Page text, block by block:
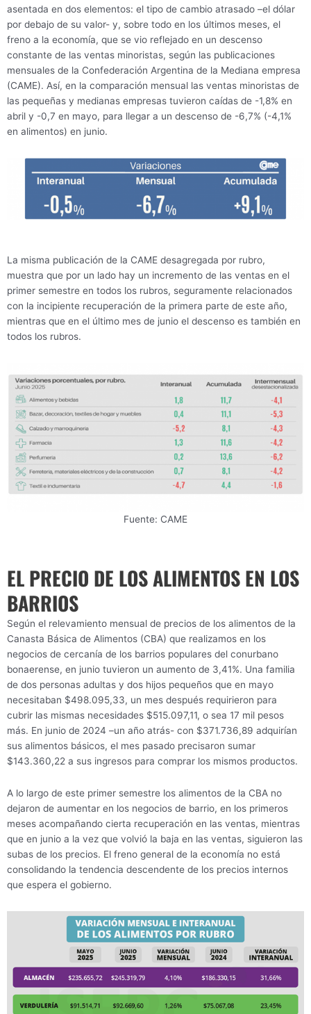
asentada en dos elementos: el tipo de cambio atrasado –el dólar
por debajo de su valor- y, sobre todo en los últimos meses, el
freno a la economía, que se vio reflejado en un descenso
constante de las ventas minoristas, según las publicaciones
mensuales de la Confederación Argentina de la Mediana empresa
(CAME). Así, en la comparación mensual las ventas minoristas de
las pequeñas y medianas empresas tuvieron caídas de -1,8% en
abril y -0,7 en mayo, para llegar a un descenso de -6,7% (-4,1%
en alimentos) en junio.
La misma publicación de la CAME desagregada por rubro,
muestra que por un lado hay un incremento de las ventas en el
primer semestre en todos los rubros, seguramente relacionados
con la incipiente recuperación de la primera parte de este año,
mientras que en el último mes de junio el descenso es también en
todos los rubros.
Fuente: CAME
EL PRECIO DE LOS ALIMENTOS EN LOS
BARRIOS
Según el relevamiento mensual de precios de los alimentos de la
Canasta Básica de Alimentos (CBA) que realizamos en los
negocios de cercanía de los barrios populares del conurbano
bonaerense, en junio tuvieron un aumento de 3,41%. Una familia
de dos personas adultas y dos hijos pequeños que en mayo
necesitaban $498.095,33, un mes después requirieron para
cubrir las mismas necesidades $515.097,11, o sea 17 mil pesos
más. En junio de 2024 –un año atrás- con $371.736,89 adquirían
sus alimentos básicos, el mes pasado precisaron sumar
$143.360,22 a sus ingresos para comprar los mismos productos.
A lo largo de este primer semestre los alimentos de la CBA no
dejaron de aumentar en los negocios de barrio, en los primeros
meses acompañando cierta recuperación en las ventas, mientras
que en junio a la vez que volvió la baja en las ventas, siguieron las
subas de los precios. El freno general de la economía no está
consolidando la tendencia descendente de los precios internos
que espera el gobierno.